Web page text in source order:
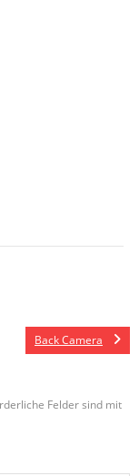
Back Camera
Felder sind mit